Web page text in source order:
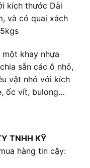
kích thước Dài
và có quai xách
khay nhựa
sẵn các ô nhỏ,
vật nhỏ với kích
ốc vít, bulong…
TNHH KỸ
hàng tin cậy: